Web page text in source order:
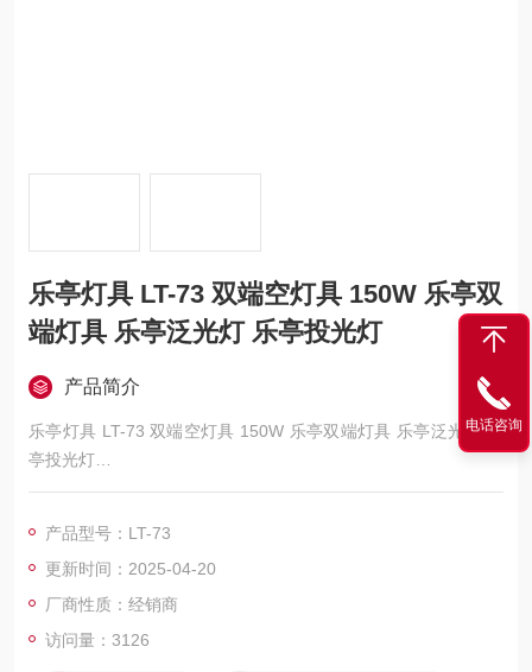
乐亭灯具 LT-73 双端空灯具 150W 乐亭双
端灯具 乐亭泛光灯 乐亭投光灯
产品简介
乐亭灯具 LT-73 双端空灯具 150W 乐亭双端灯具 乐亭泛光灯 乐
亭投光灯
高压压铸铝外壳，喷塑处理，防腐性能。
高亮度反射器，对称配光，光束准确，可调照射角度。
耐热硅橡胶密封圈，密封性能*。
产品型号：LT-73
更新时间：2025-04-20
厂商性质：经销商
访问量：3126
电话咨询